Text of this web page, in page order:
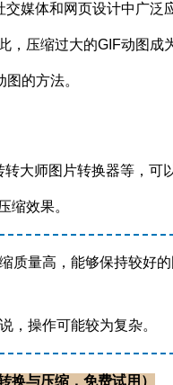
媒体和网页设计中广泛
，压缩过大的GIF动图成
的方法。
大师图片转换器等，可
缩效果。
质量高，能够保持较好
，操作可能较为复杂。
换与压缩，免费试用）